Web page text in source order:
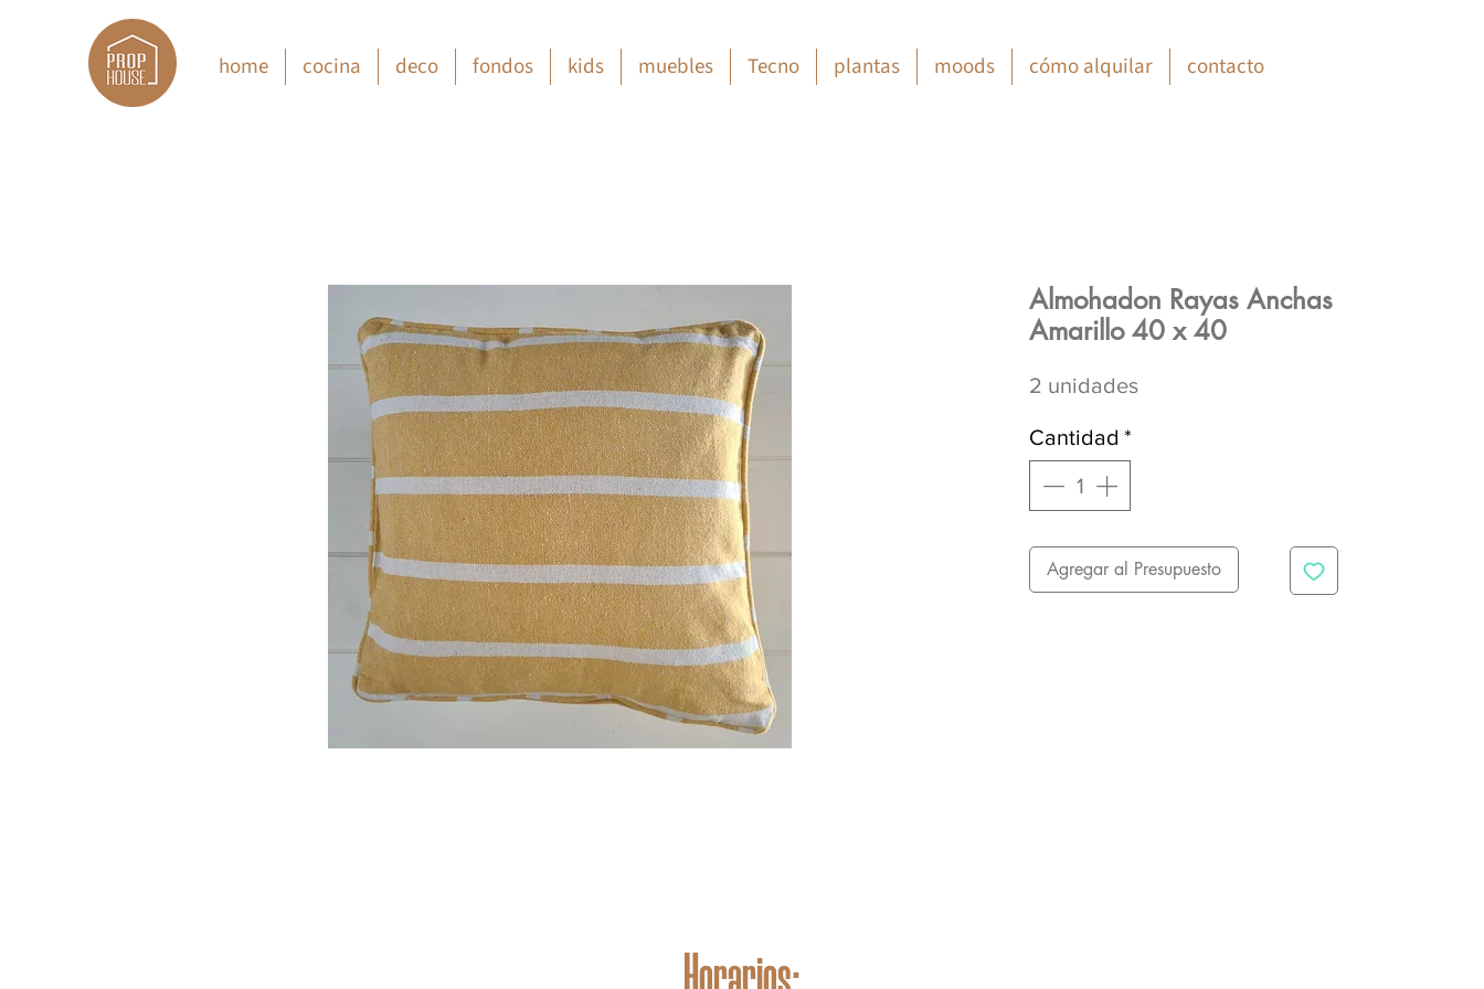
home cocina deco fondos kids muebles Tecno plantas moods cómo alquilar contacto
Almohadon Rayas Anchas
Amarillo 40 x 40
2 unidades
Cantidad *
Agregar al Presupuesto